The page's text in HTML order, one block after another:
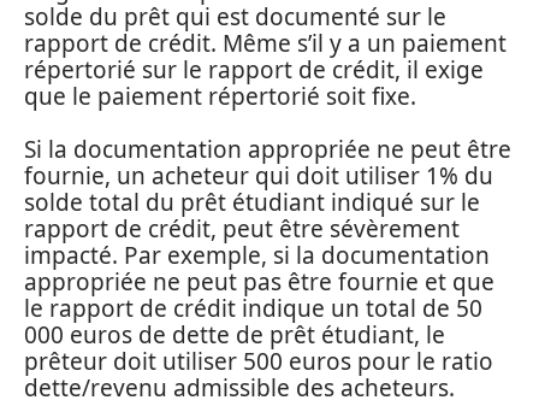
solde du prêt qui est documenté sur le
rapport de crédit. Même s’il y a un paiement
répertorié sur le rapport de crédit, il exige
que le paiement répertorié soit fixe.
Si la documentation appropriée ne peut être
fournie, un acheteur qui doit utiliser 1% du
solde total du prêt étudiant indiqué sur le
rapport de crédit, peut être sévèrement
impacté. Par exemple, si la documentation
appropriée ne peut pas être fournie et que
le rapport de crédit indique un total de 50
000 euros de dette de prêt étudiant, le
prêteur doit utiliser 500 euros pour le ratio
dette/revenu admissible des acheteurs.